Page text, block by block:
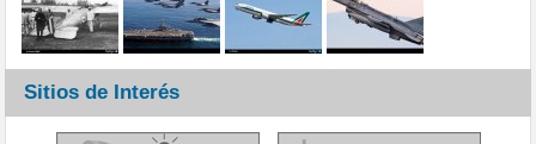
Sitios de Interés